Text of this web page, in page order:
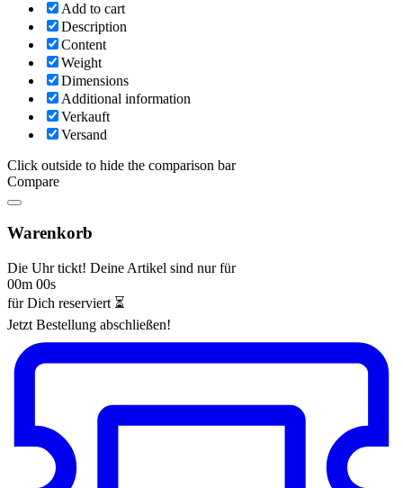
Add to cart
Description
Content
Weight
Dimensions
Additional information
Verkauft
Versand
Click outside to hide the comparison bar
Compare
Warenkorb
Die Uhr tickt! Deine Artikel sind nur für
00m 00s
für Dich reserviert ⏳
Jetzt Bestellung abschließen!